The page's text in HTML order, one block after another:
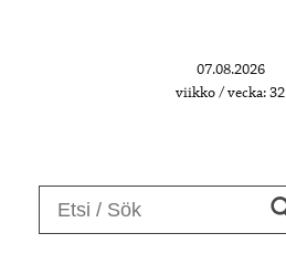
07.08.2026
viikko / vecka: 32